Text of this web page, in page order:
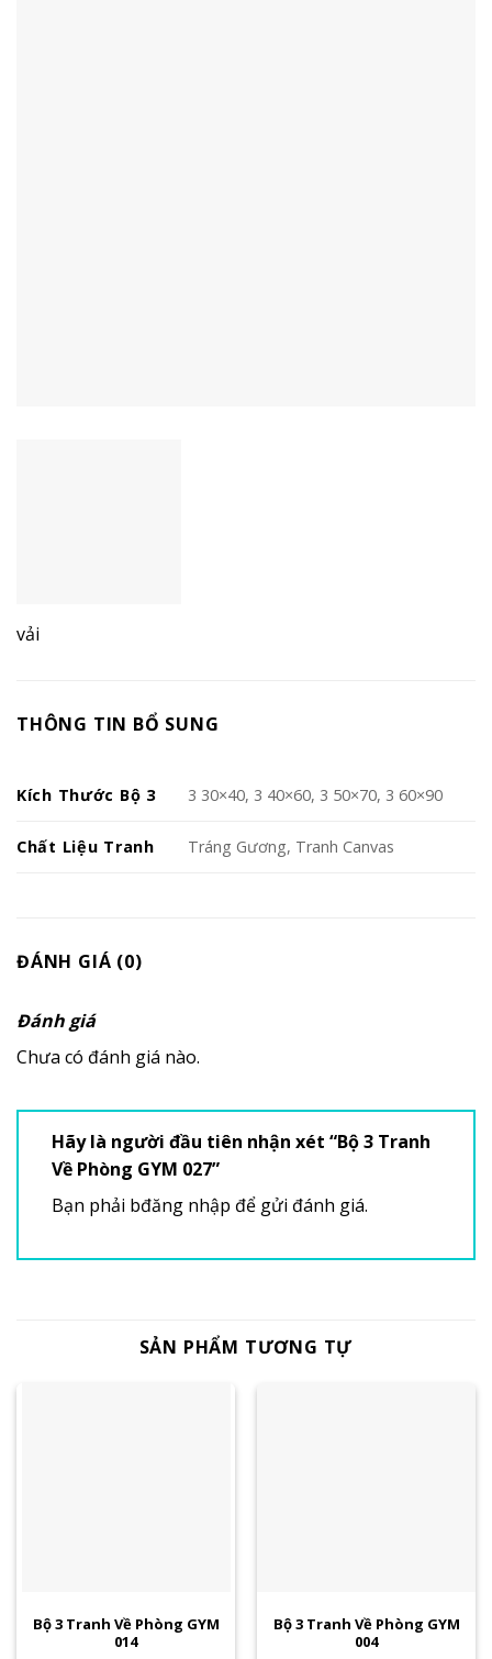
vải
THÔNG TIN BỔ SUNG
Kích Thước Bộ 3 3 30×40, 3 40×60, 3 50×70, 3 60×90
Chất Liệu Tranh Tráng Gương, Tranh Canvas
ĐÁNH GIÁ (0)
Đánh giá
Chưa có đánh giá nào.
Hãy là người đầu tiên nhận xét “Bộ 3 Tranh
Về Phòng GYM 027”
Bạn phải bđăng nhập để gửi đánh giá.
SẢN PHẨM TƯƠNG TỰ
Bộ 3 Tranh Về Phòng GYM
014
Bộ 3 Tranh Về Phòng GYM
004